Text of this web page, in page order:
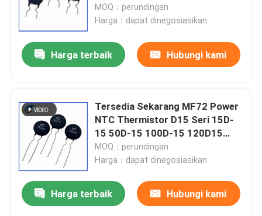
PPTC Fuse Resetable
Resistor Tergantung Cahaya
Tabung Pelepasan Gas
Fuse Mobil Mini
SKD Kit atau Power Supply
Switch
MOQ：perundingan
Harga：dapat dinegosiasikan
Harga terbaik Hubungi kami
Tersedia Sekarang MF72 Power
NTC Thermistor D15 Seri 15D-
15 50D-15 100D-15 120D15
120D-15 220D-15
MOQ：perundingan
Harga：dapat dinegosiasikan
Harga terbaik Hubungi kami